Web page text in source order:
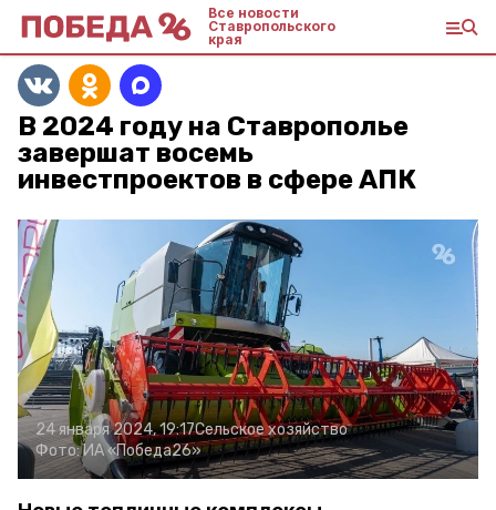
Все новости
Ставропольского
края
В 2024 году на Ставрополье
завершат восемь
инвестпроектов в сфере АПК
24 января 2024, 19:17Сельское хозяйство
Фото:ИА «Победа26»